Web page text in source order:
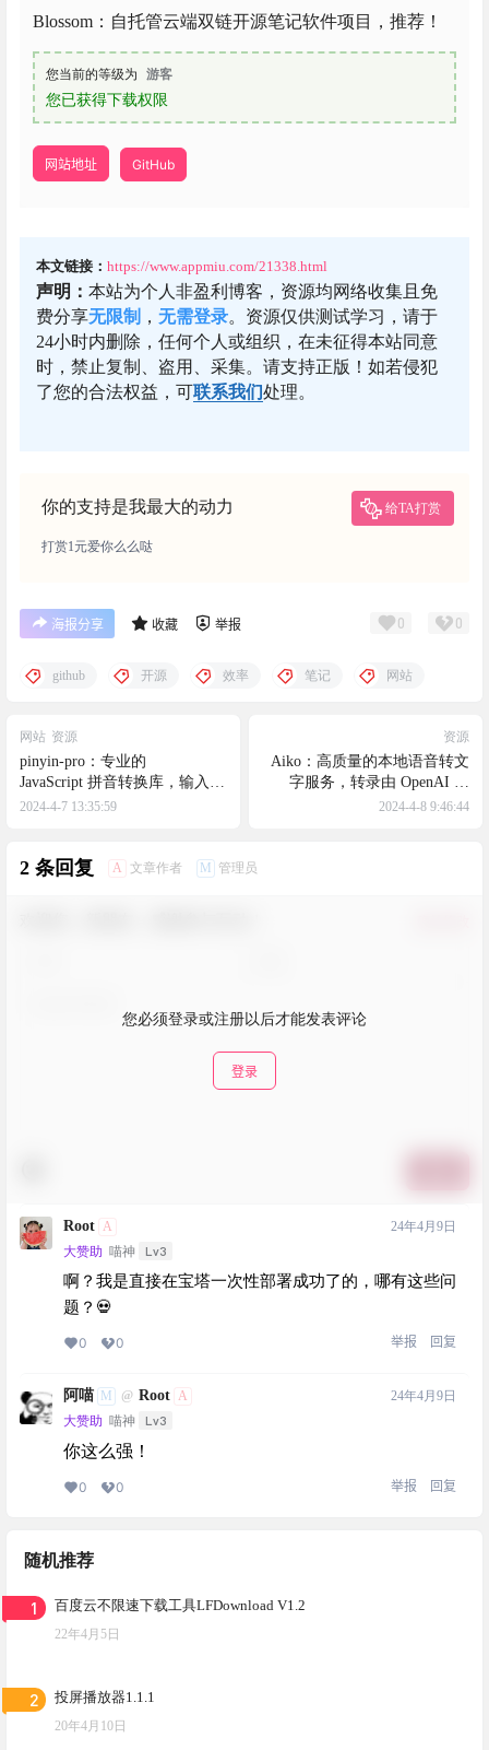
Blossom：自托管云端双链开源笔记软件项目，推荐！
您当前的等级为 游客
您已获得下载权限
网站地址 GitHub
本文链接： https://www.appmiu.com/21338.html
声明： 本站为个人非盈利博客，资源均网络收集且免
费分享无限制 ， 无需登录。资源仅供测试学习，请于
24小时内删除，任何个人或组织，在未征得本站同意
时，禁止复制、盗用、采集。请支持正版！如若侵犯
了您的合法权益，可联系我们处理。
你的支持是我最大的动力 给TA打赏
打赏1元爱你么么哒
海报分享 收藏 举报 0 0
github 开源 效率 笔记 网站
网站 资源
pinyin-pro：专业的
JavaScript 拼音转换库，输入汉
字输出拼音
2024-4-7 13:35:59
资源
Aiko：高质量的本地语音转文
字服务，转录由 OpenAI 的
Whisper 支持
2024-4-8 9:46:44
2 条回复 A 文章作者 M 管理员
您必须登录或注册以后才能发表评论
登录
Root A
大赞助 喵神 Lv3
24年4月9日
啊？我是直接在宝塔一次性部署成功了的，哪有这些问
题？💀
0 0 举报 回复
阿喵 M @ Root A
大赞助 喵神 Lv3
24年4月9日
你这么强！
0 0 举报 回复
随机推荐
1 百度云不限速下载工具LFDownload V1.2
22年4月5日
2 投屏播放器1.1.1
20年4月10日